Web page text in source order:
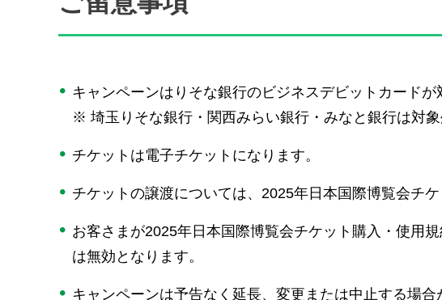
キャンペーンはりそな銀行のビジネスデビットカードが
※ 埼玉りそな銀行・関西みらい銀行・みなと銀行は対象
チケットは電子チケットになります。
チケットの譲渡については、2025年日本国際博覧会チ
お客さまが2025年日本国際博覧会チケット購入・使用
は無効となります。
キャンペーンは予告なく延長、変更または中止する場合